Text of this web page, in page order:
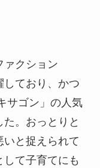
ァクション
しており、かつ
サゴン」の人気
。おっとりと
いと捉えられて
て子育てにも